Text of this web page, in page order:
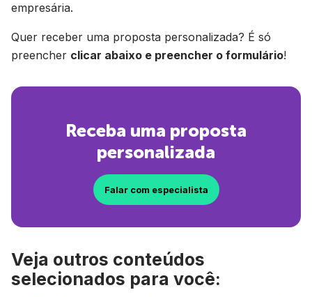
empresária.
Quer receber uma proposta personalizada? É só
preencher clicar abaixo e preencher o formulário!
Receba uma proposta
personalizada
Falar com especialista
Veja outros conteúdos
selecionados para você: